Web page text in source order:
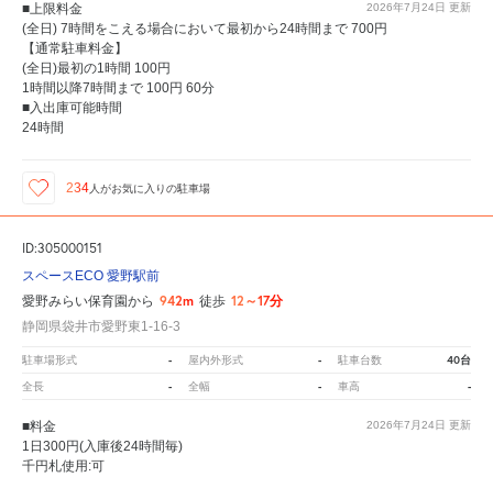
2026年7月24日 更新
■上限料金
(全日) 7時間をこえる場合において最初から24時間まで 700円
【通常駐車料金】
(全日)最初の1時間 100円
1時間以降7時間まで 100円 60分
■入出庫可能時間
24時間
234人がお気に入りの駐車場
ID:305000151
スペースECO 愛野駅前
愛野みらい保育園から 942m 徒歩 12～17分
静岡県袋井市愛野東1-16-3
駐車場形式 - 屋内外形式 - 駐車台数 40台
全長 - 全幅 - 車高 -
2026年7月24日 更新
■料金
1日300円(入庫後24時間毎)
千円札使用:可